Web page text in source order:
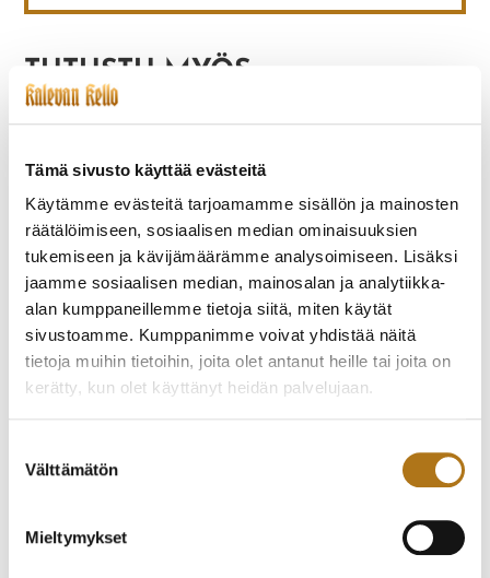
Tämä sivusto käyttää evästeitä
Käytämme evästeitä tarjoamamme sisällön ja mainosten
räätälöimiseen, sosiaalisen median ominaisuuksien
tukemiseen ja kävijämäärämme analysoimiseen. Lisäksi
jaamme sosiaalisen median, mainosalan ja analytiikka-
alan kumppaneillemme tietoja siitä, miten käytät
sivustoamme. Kumppanimme voivat yhdistää näitä
tietoja muihin tietoihin, joita olet antanut heille tai joita on
kerätty, kun olet käyttänyt heidän palvelujaan.
valinta
Välttämätön
Mieltymykset
TUTUSTU MYÖS
WALTHAM-005
VUODELTA 1924
1 550,00€
KARHU TASKUKELLO
200,00€